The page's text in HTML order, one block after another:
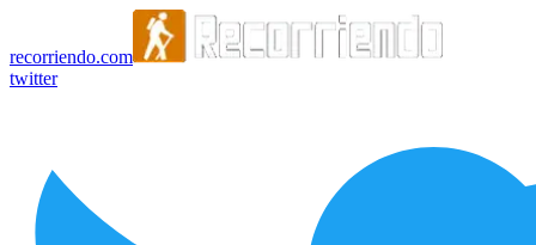
recorriendo.com
twitter